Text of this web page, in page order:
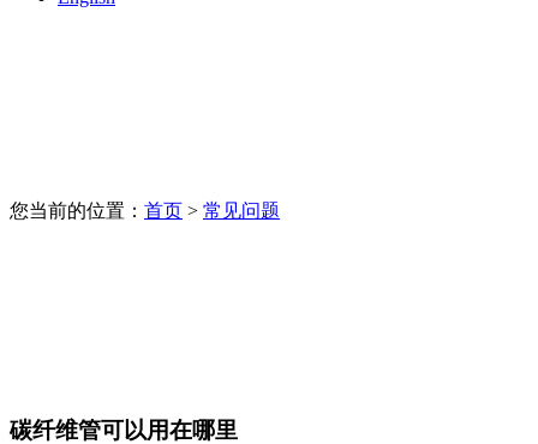
您当前的位置： 首页 > 常见问题
碳纤维管可以用在哪里